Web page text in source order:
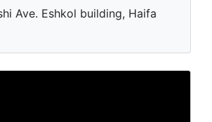
Ave. Eshkol building, Haifa